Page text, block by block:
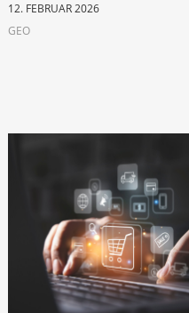
12. FEBRUAR 2026
GEO